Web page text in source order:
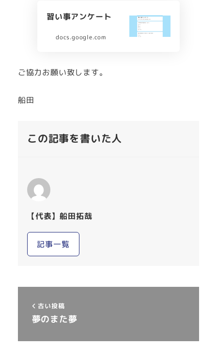
習い事アンケート
docs.google.com
ご協力お願い致します。
船田
この記事を書いた人
【代表】船田拓哉
記事一覧
古い投稿
夢のまた夢